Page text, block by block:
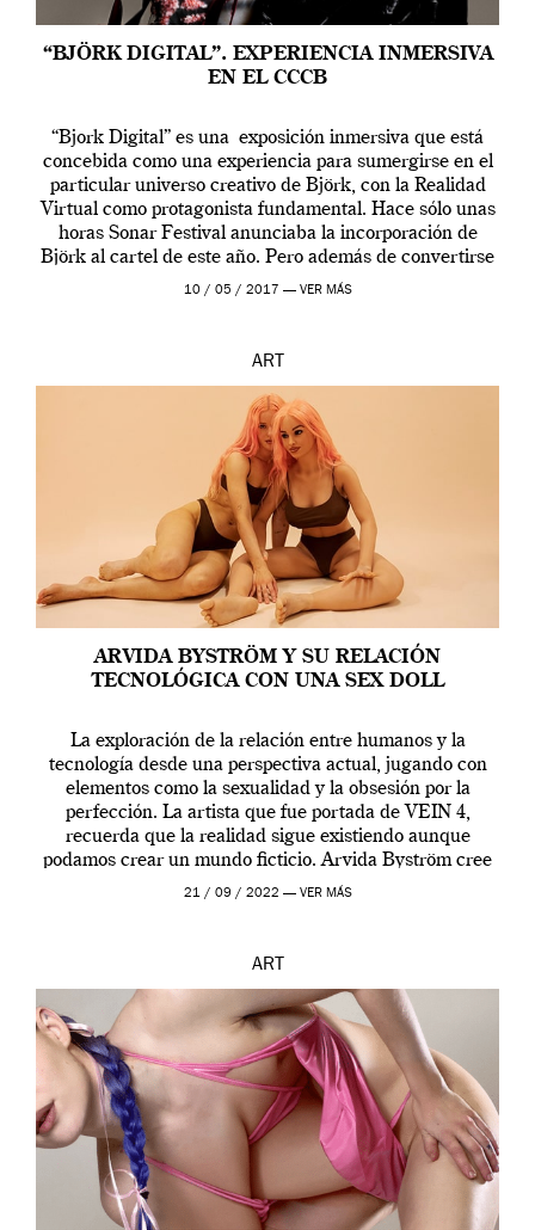
“BJÖRK DIGITAL”. EXPERIENCIA INMERSIVA
EN EL CCCB
“Bjork Digital” es una exposición inmersiva que está
concebida como una experiencia para sumergirse en el
particular universo creativo de Björk, con la Realidad
Virtual como protagonista fundamental. Hace sólo unas
horas Sonar Festival anunciaba la incorporación de
Björk al cartel de este año. Pero además de convertirse
en una de las actuaciones más relevantes […]
10 / 05 / 2017 — VER MÁS
ART
ARVIDA BYSTRÖM Y SU RELACIÓN
TECNOLÓGICA CON UNA SEX DOLL
La exploración de la relación entre humanos y la
tecnología desde una perspectiva actual, jugando con
elementos como la sexualidad y la obsesión por la
perfección. La artista que fue portada de VEIN 4,
recuerda que la realidad sigue existiendo aunque
podamos crear un mundo ficticio. Arvida Byström cree
que los humanos tienen un complejo […]
21 / 09 / 2022 — VER MÁS
ART